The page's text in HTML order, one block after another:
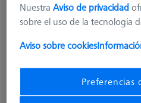
NuestraAviso de privacidad
sobre el uso de la tecnología
Aviso sobre cookies
Preferencias